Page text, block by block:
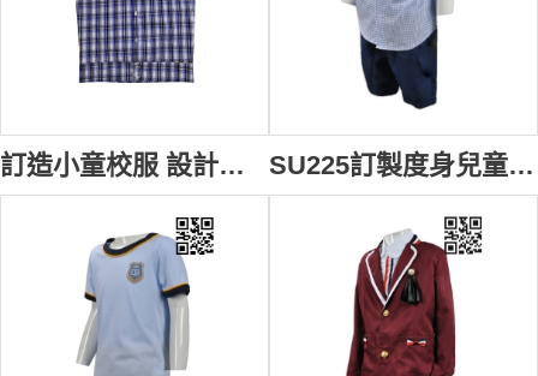
訂造小童校服 設計小學校服 格仔 澳洲 學校 校服 大量訂造小學校服 校服制服公司 SU227 SU225訂製度身兒童校服款式 自訂兒童男裝校服款式 博才小學 男童夏天恤衫校服 設計校服款式 校服專營